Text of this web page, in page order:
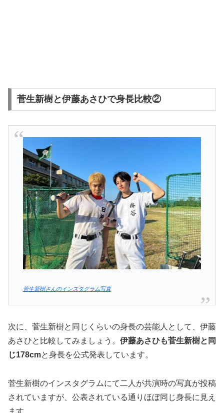
菅生新樹と伊藤あさひで身長比較②
菅生新樹さんのインスタグラム写真
次に、菅生新樹と同じくらいの身長の芸能人として、伊藤
あさひと比較してみましょう。 伊藤あさひも菅生新樹と同
じ178cmと身長を公式発表しています。
菅生新樹のインスタグラムにて二人が共演時の写真が投稿
されていますが、公表されている通りほぼ同じ身長に見え
ます。